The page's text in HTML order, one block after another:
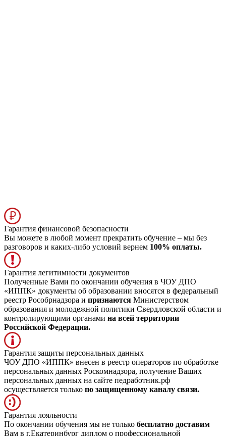
Гарантия финансовой безопасности
Вы можете в любой момент прекратить обучение – мы без
разговоров и каких-либо условий вернем 100% оплаты.
Гарантия легитимности документов
Полученные Вами по окончании обучения в ЧОУ ДПО
«ИППК» документы об образовании вносятся в федеральный
реестр Рособрнадзора и признаются Министерством
образования и молодежной политики Свердловской области и
контролирующими органами на всей территории
Российской Федерации.
Гарантия защиты персональных данных
ЧОУ ДПО «ИППК» внесен в реестр операторов по обработке
персональных данных Роскомнадзора, получение Ваших
персональных данных на сайте педработник.рф
осуществляется только по защищенному каналу связи.
Гарантия лояльности
По окончании обучения мы не только бесплатно доставим
Вам в г.Екатеринбург диплом о профессиональной